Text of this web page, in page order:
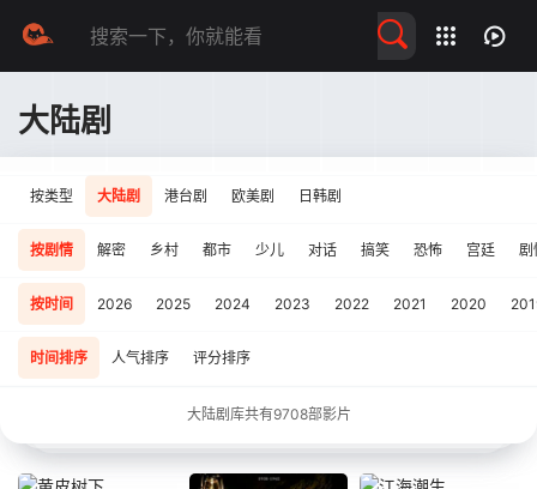
大陆剧
按类型 大陆剧 港台剧 欧美剧 日韩剧
按剧情 解密 乡村 都市 少儿 对话 搞笑 恐怖 宫廷 剧
按时间 2026 2025 2024 2023 2022 2021 2020
时间排序 人气排序 评分排序
大陆剧库共有9708部影片